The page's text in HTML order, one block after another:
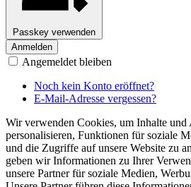
Passkey verwenden
Anmelden
Angemeldet bleiben
Noch kein Konto eröffnet?
E-Mail-Adresse vergessen?
Wir verwenden Cookies, um Inhalte und
personalisieren, Funktionen für soziale
und die Zugriffe auf unsere Website zu
geben wir Informationen zu Ihrer
unsere Partner für soziale Medien,